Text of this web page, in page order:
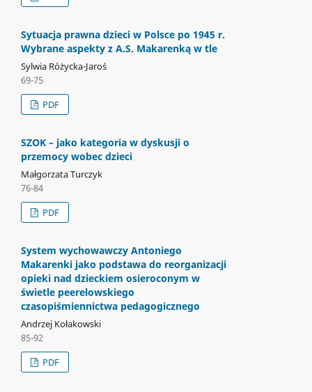
Sytuacja prawna dzieci w Polsce po 1945 r.
Wybrane aspekty z A.S. Makarenką w tle
Sylwia Różycka-Jaroś
69-75
PDF
SZOK – jako kategoria w dyskusji o
przemocy wobec dzieci
Małgorzata Turczyk
76-84
PDF
System wychowawczy Antoniego
Makarenki jako podstawa do reorganizacji
opieki nad dzieckiem osieroconym w
świetle peerelowskiego
czasopiśmiennictwa pedagogicznego
Andrzej Kołakowski
85-92
PDF